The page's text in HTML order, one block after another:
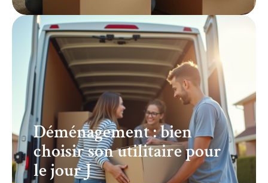
Déménagement : bien
choisir son utilitaire pour
le jour J